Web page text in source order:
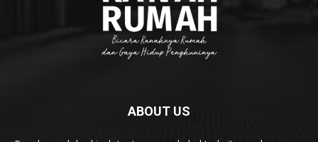
ABOUT US